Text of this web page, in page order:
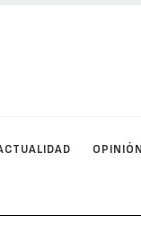
OPINIÓN